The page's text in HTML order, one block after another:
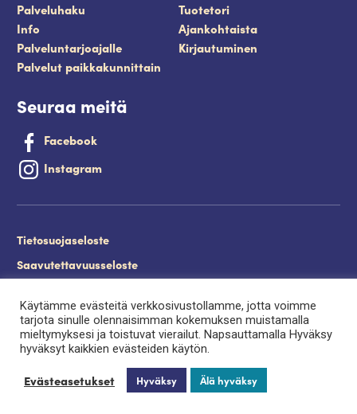
Palveluhaku
Tuotetori
Info
Ajankohtaista
Palveluntarjoajalle
Kirjautuminen
Palvelut paikkakunnittain
Seuraa meitä
Facebook
Instagram
Tietosuojaseloste
Saavutettavuusseloste
Palveluntuottajan kirjautuminen.
Käytämme evästeitä verkkosivustollamme, jotta voimme
tarjota sinulle olennaisimman kokemuksen muistamalla
mieltymyksesi ja toistuvat vierailut. Napsauttamalla Hyväksy
hyväksyt kaikkien evästeiden käytön.
Evästeasetukset Hyväksy Älä hyväksy